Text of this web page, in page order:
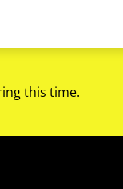
this time.